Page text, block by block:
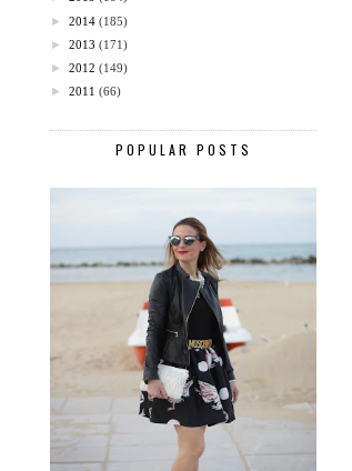
► 2014 (185)
► 2013 (171)
► 2012 (149)
► 2011 (66)
POPULAR POSTS